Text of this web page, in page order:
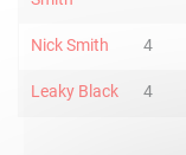
Nick Smith 4
Leaky Black 4